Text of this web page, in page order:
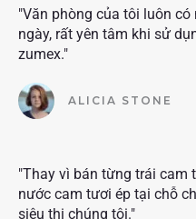
"Văn phòng của tôi luôn
ngày, rất yên tâm khi sử
zumex."
ALICIA STONE
"Thay vì bán từng trái cam
nước cam tươi ép tại chỗ
siêu thị chúng tôi."